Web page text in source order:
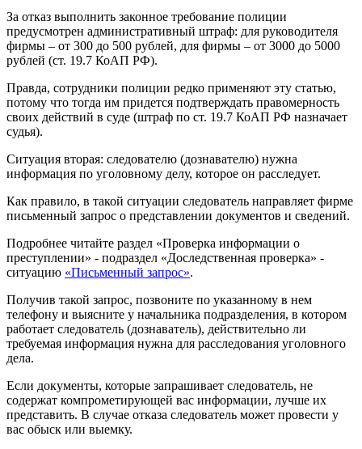
За отказ выполнить законное требование полиции
предусмотрен административный штраф: для руководителя
фирмы – от 300 до 500 рублей, для фирмы – от 3000 до 5000
рублей (ст. 19.7 КоАП РФ).
Правда, сотрудники полиции редко применяют эту статью,
потому что тогда им придется подтверждать правомерность
своих действий в суде (штраф по ст. 19.7 КоАП РФ назначает
судья).
Ситуация вторая: следователю (дознавателю) нужна
информация по уголовному делу, которое он расследует.
Как правило, в такой ситуации следователь направляет фирме
письменный запрос о представлении документов и сведений.
Подробнее читайте раздел «Проверка информации о
преступлении» - подраздел «Доследственная проверка» -
ситуацию «Письменный запрос».
Получив такой запрос, позвоните по указанному в нем
телефону и выясните у начальника подразделения, в котором
работает следователь (дознаватель), действительно ли
требуемая информация нужна для расследования уголовного
дела.
Если документы, которые запрашивает следователь, не
содержат компрометирующей вас информации, лучше их
представить. В случае отказа следователь может провести у
вас обыск или выемку.